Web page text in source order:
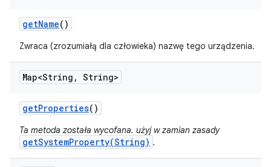
getName()
Zwraca (zrozumiałą dla człowieka) nazwę tego urządzenia.
Map<String , String>
getProperties()
Ta metoda została wycofana. użyj w zamian zasady
getSystemProperty(String) .